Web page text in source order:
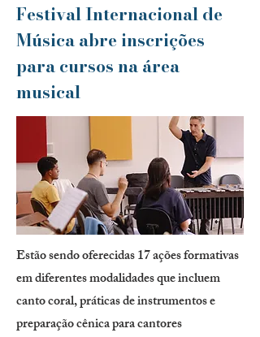
Festival Internacional de
Música abre inscrições
para cursos na área
musical
Estão sendo oferecidas 17 ações formativas
em diferentes modalidades que incluem
canto coral, práticas de instrumentos e
preparação cênica para cantores